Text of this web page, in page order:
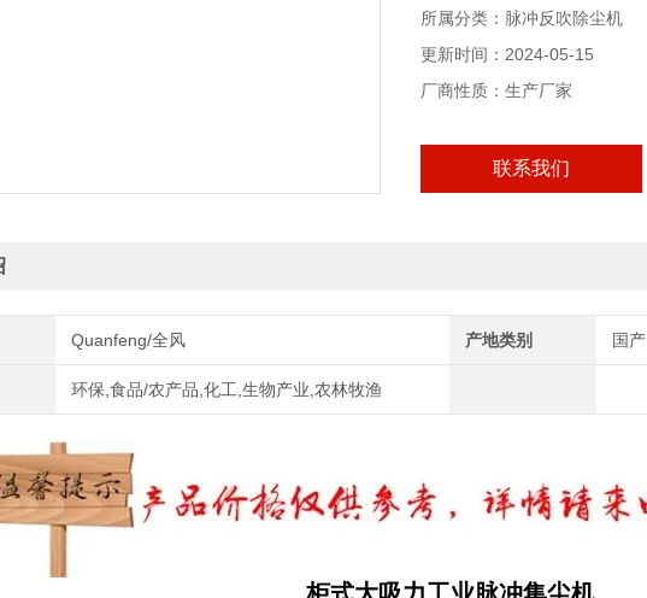
及备用件是否齐全等。
所属分类：脉冲反吹除尘机
更新时间：2024-05-15
厂商性质：生产厂家
联系我们
Quanfeng/全风 产地类别 国产
环保,食品/农产品,化工,生物产业,农林牧渔